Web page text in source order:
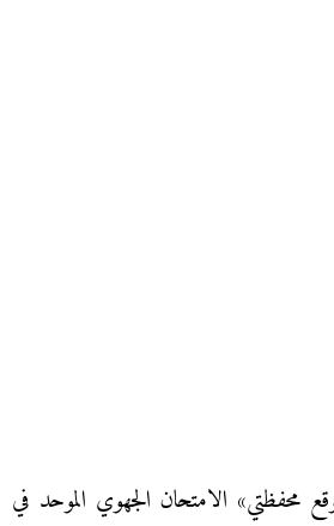
محفظتي» الامتحان الجهوي الموحد في